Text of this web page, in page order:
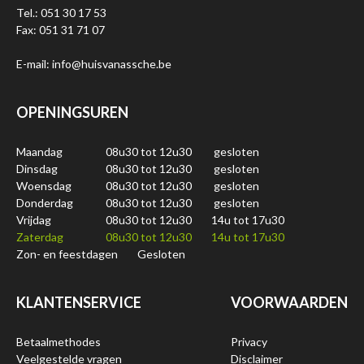
Tel.: 051 30 17 53
Fax: 051 31 71 07
E-mail: info@huisvanassche.be
OPENINGSUREN
Maandag 08u30 tot 12u30
gesloten
Dinsdag
08u30 tot 12u30
gesloten
Woensdag
08u30 tot 12u30
gesloten
Donderdag
08u30 tot 12u30
gesloten
Vrijdag
08u30 tot 12u30
14u tot 17u30
Zaterdag
08u30 tot 12u30
14u tot 17u30
Zon- en feestdagen
Gesloten
KLANTENSERVICE
Betaalmethodes
Veelgestelde vragen
VOORWAARDEN
Privacy
Disclaimer